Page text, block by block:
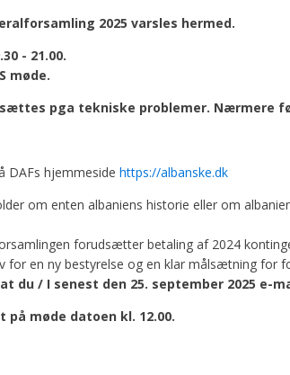
2025 varsles hermed.
- 21.00.
møde.
pga tekniske problemer. Nærmere
DAFs hjemmeside https://albanske.dk
om enten albaniens historie eller om
forudsætter betaling af 2024
for en ny bestyrelse og en klar målsætning for
du / I senest den 25. september 2025 e-
møde datoen kl. 12.00.